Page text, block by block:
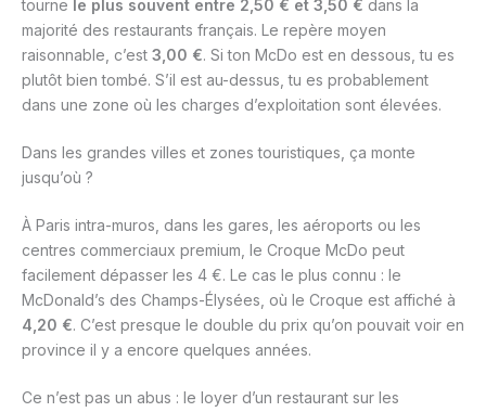
tourne le plus souvent entre 2,50 € et 3,50 € dans la
majorité des restaurants français. Le repère moyen
raisonnable, c’est 3,00 €. Si ton McDo est en dessous, tu es
plutôt bien tombé. S’il est au-dessus, tu es probablement
dans une zone où les charges d’exploitation sont élevées.
Dans les grandes villes et zones touristiques, ça monte
jusqu’où ?
À Paris intra-muros, dans les gares, les aéroports ou les
centres commerciaux premium, le Croque McDo peut
facilement dépasser les 4 €. Le cas le plus connu : le
McDonald’s des Champs-Élysées, où le Croque est affiché à
4,20 €. C’est presque le double du prix qu’on pouvait voir en
province il y a encore quelques années.
Ce n’est pas un abus : le loyer d’un restaurant sur les